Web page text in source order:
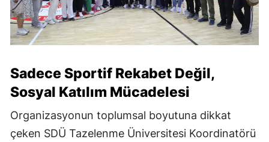
Sadece Sportif Rekabet Değil,
Sosyal Katılım Mücadelesi
Organizasyonun toplumsal boyutuna dikkat
çeken SDÜ Tazelenme Üniversitesi Koordinatörü